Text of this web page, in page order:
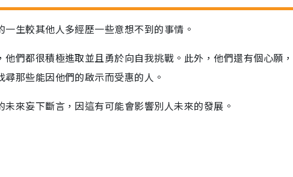
生較其他人多經歷一些意想不到的事情。
們都很積極進取並且勇於向自我挑戰。此外，他們還有個心願
那些能因他們的啟示而受惠的人。
來妄下斷言，因這有可能會影響別人未來的發展。